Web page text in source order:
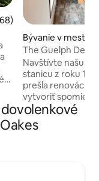
ohodnotenie 4,96 z
Bývanie v meste
The Guelph
Navštívte našu
stanicu z roku
prešla
vytvoriť spomienky
Depot je dve
prízemí a 2
poschodí.